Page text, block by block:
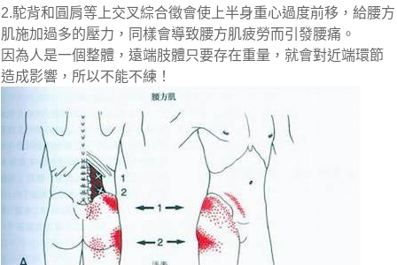
2.駝背和圓肩等上交叉綜合徵會使上半身重心過度前移，給腰方
肌施加過多的壓力，同樣會導致腰方肌疲勞而引發腰痛。
因為人是一個整體，遠端肢體只要存在重量，就會對近端環節
造成影響，所以不能不練！